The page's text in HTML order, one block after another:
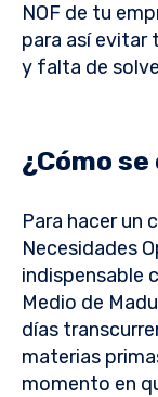
NOF de tu
para así evitar
y falta de
¿Cómo
Para hacer un
Necesidades
indispensable
Medio de
días
materias
momento en